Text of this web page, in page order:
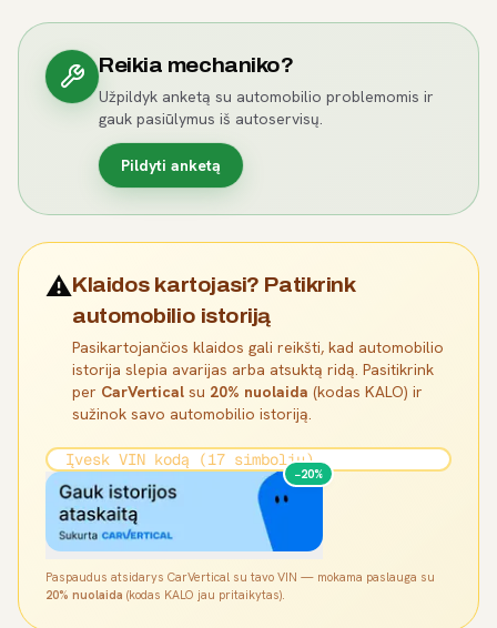
Reikia mechaniko?
Užpildyk anketą su automobilio problemomis ir
gauk pasiūlymus iš autoservisų.
Pildyti anketą
⚠️Klaidos kartojasi? Patikrink
automobilio istoriją
Pasikartojančios klaidos gali reikšti, kad automobilio
istorija slepia avarijas arba atsuktą ridą. Pasitikrink
per CarVertical su 20% nuolaida (kodas KALO) ir
sužinok savo automobilio istoriją.
−20%
Paspaudus atsidarys CarVertical su tavo VIN — mokama paslauga su
20% nuolaida (kodas KALO jau pritaikytas).